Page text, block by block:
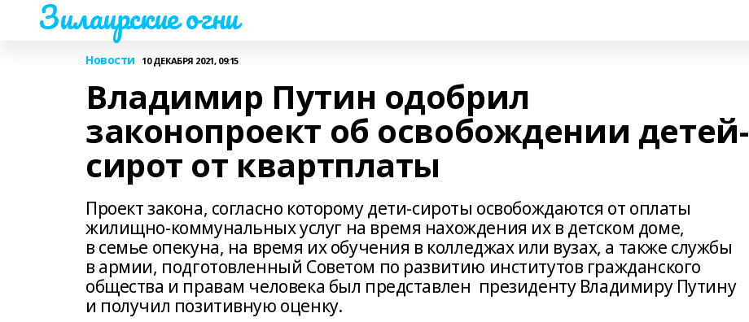
Зилаирские огни
Новости 10 ДЕКАБРЯ 2021, 09:15
Владимир Путин одобрил
законопроект об освобождении детей-
сирот от квартплаты
Проект закона, согласно которому дети-сироты освобождаются от оплаты
жилищно-коммунальных услуг на время нахождения их в детском доме,
в семье опекуна, на время их обучения в колледжах или вузах, а также службы
в армии, подготовленный Советом по развитию институтов гражданского
общества и правам человека был представлен президенту Владимиру Путину
и получил позитивную оценку.